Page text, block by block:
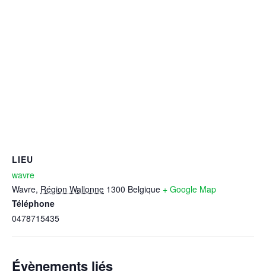
LIEU
wavre
Wavre, Région Wallonne 1300 Belgique + Google Map
Téléphone
0478715435
Évènements liés